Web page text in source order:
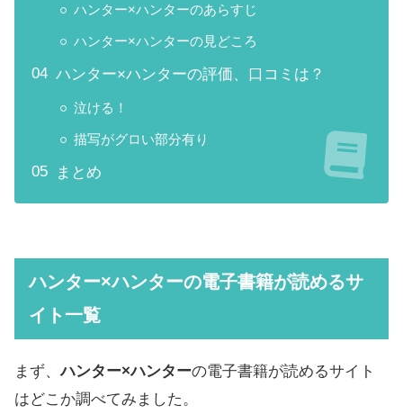
ハンター×ハンターのあらすじ
ハンター×ハンターの見どころ
ハンター×ハンターの評価、口コミは？
泣ける！
描写がグロい部分有り
まとめ
ハンター×ハンターの電子書籍が読めるサ
イト一覧
まず、ハンター×ハンターの電子書籍が読めるサイト
はどこか調べてみました。